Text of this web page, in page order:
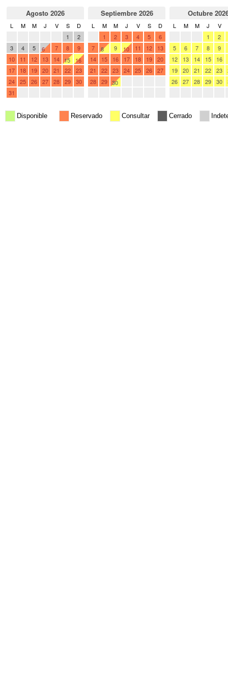
Agosto 2026
L M M J V S
D
1
2
3
4 5 6 7 8
9
10
11 12 13 14 15
16
17
18 19 20 21 22
23
24
25 26 27 28 29
30
31
Septiembre 2026
L M M J V S
D
1 2 3 4 5
6
7
8 9 10 11 12
13
14
15 16 17 18 19
20
21
22 23 24 25 26
27
28
29 30
Octubre
L M M J
V
1
2
5
6 7 8 9
12
13 14 15 16
19
20 21 22 23
26
27 28 29 30
Disponible Reservado Consultar Cerrado